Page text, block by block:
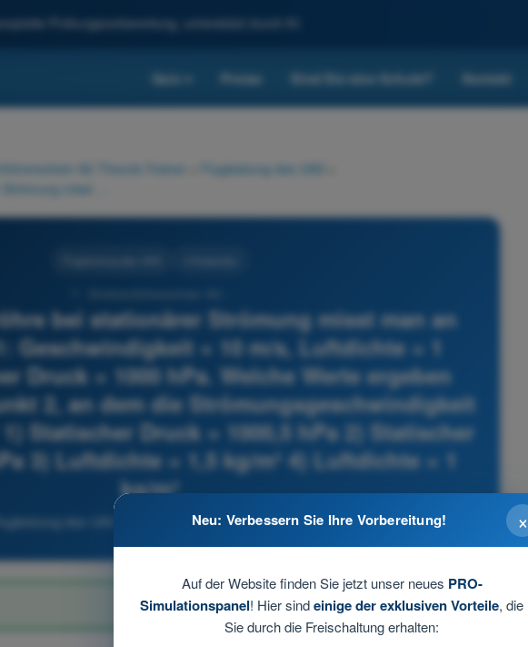
Prüfungsvorbereitung, unterstützt durch KI.
Quiz Preise Sind Sie eine Schule? Kontakt
A2 Theorie-Trainer Flugleistung des UAS
bei stationärer Strömung misst man an
Geschwindigkeit = 10 m/s, Luftdichte = 1
Druck = 1000 hPa. Welche Werte ergeben
2, an dem die Strömungsgeschwindigkeit
Statischer Druck = 1000,5 hPa 2) Statischer
3) Luftdichte = 1,5 kg/m³ 4) Luftdichte = 1
kg/m³
des UAS - Drohnenführerschein A2 Theorie-Trainer ×
Neu: Verbessern Sie Ihre Vorbereitung!
Auf der Website finden Sie jetzt unser neues PRO-
Simulationspanel! Hier sindeinige der exklusiven Vorteile, die
Sie durch die Freischaltung erhalten: